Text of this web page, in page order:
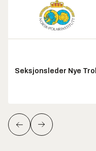
Seksjonsleder Nye Troll